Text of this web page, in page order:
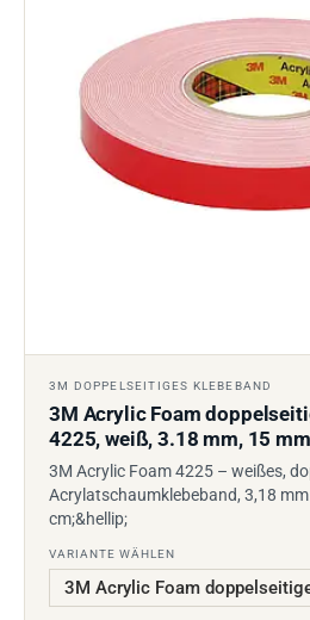
3M DOPPELSEITIGES KLEBEBAND
3M Acrylic Foam
4225, weiß, 3.18 mm, 15
3M Acrylic Foam 4225 – weißes,
Acrylatschaumklebeband, 3,18 mm
cm;&hellip;
VARIANTE WÄHLEN